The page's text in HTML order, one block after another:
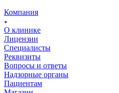
Компания
О клинике
Лицензии
Специалисты
Реквизиты
Вопросы и ответы
Надзорные органы
Пациентам